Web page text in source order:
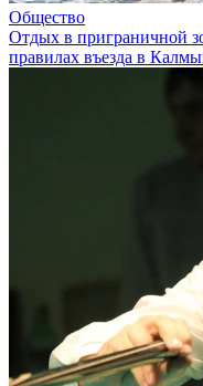
Общество
Отдых в приграничной
правилах въезда в